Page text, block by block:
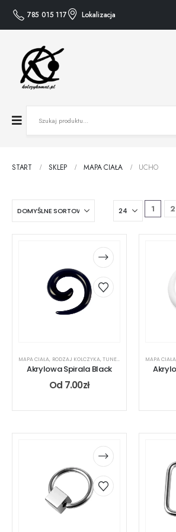
785 015 117 Lokalizacja
START SKLEP MAPA CIAŁA UCHO
1 2
MAPA CIAŁA, RODZAJ KOLCZYKA,TUNEL ,
Akrylowa Spirala Black
Od 7.00zł
MAPA CIAŁA